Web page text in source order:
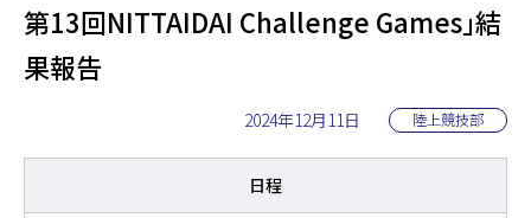
第13回NITTAIDAI Challenge Games」結
果報告
2024年12月11日 陸上競技部
日程